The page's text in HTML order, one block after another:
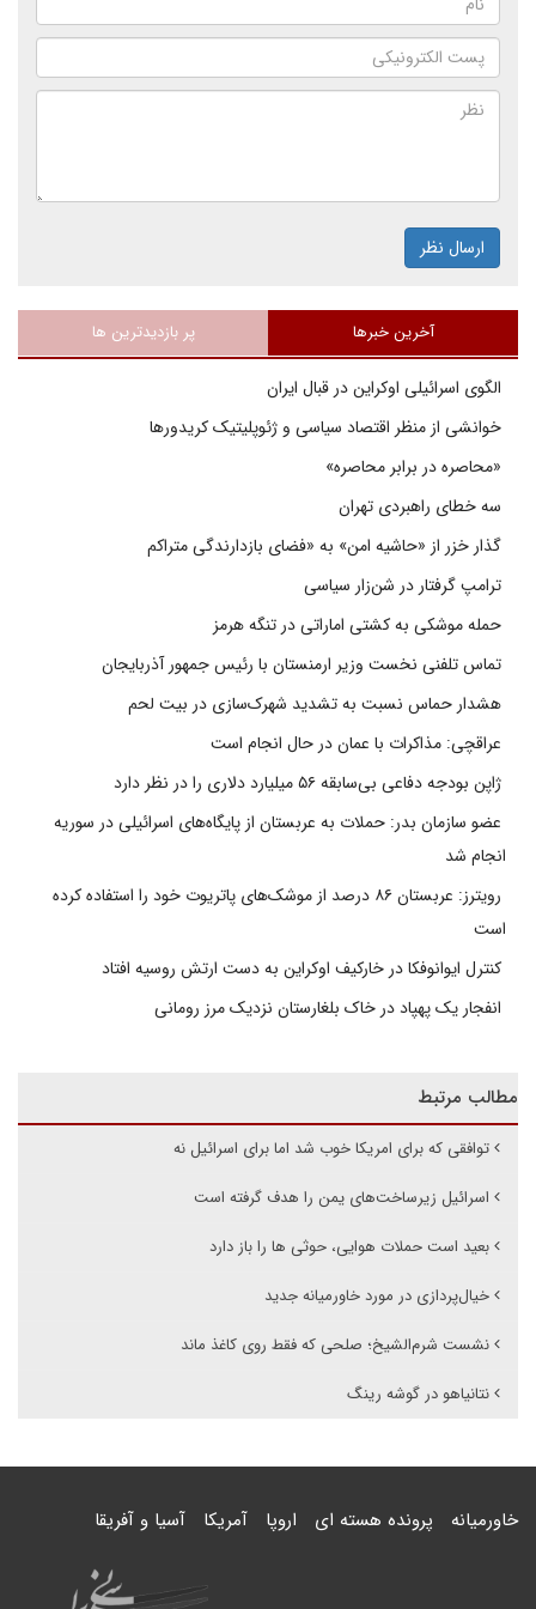
ارسال نظر
آخرین خبرها پر بازدیدترین ها
الگوی اسرائیلی اوکراین در قبال ایران
خوانشی از منظر اقتصاد سیاسی و ژئوپلیتیک کریدورها
«محاصره در برابر محاصره»
سه خطای راهبردی تهران
گذار خزر از «حاشیه امن» به «فضای بازدارندگی متراکم
ترامپ گرفتار در شن‌زار سیاسی
حمله موشکی به کشتی اماراتی در تنگه هرمز
تماس تلفنی نخست وزیر ارمنستان با رئیس جمهور آذربایجان
هشدار حماس نسبت به تشدید شهرک‌سازی در بیت‌ لحم
عراقچی: مذاکرات با عمان در حال انجام است
ژاپن بودجه دفاعی بی‌سابقه ۵۶ میلیارد دلاری را در نظر دارد
عضو سازمان بدر: حملات به عربستان از پایگاه‌های اسرائیلی در سوریه
انجام شد
رویترز: عربستان ۸۶ درصد از موشک‌های پاتریوت خود را استفاده کرده
است
کنترل ایوانوفکا در خارکیف اوکراین به دست ارتش روسیه افتاد
انفجار یک پهپاد در خاک بلغارستان نزدیک مرز رومانی
مطالب مرتبط
توافقی که برای امریکا خوب شد اما برای اسرائیل نه
اسرائیل زیرساخت‌های یمن را هدف گرفته است
بعید است حملات هوایی، حوثی ها را باز دارد
خیال‌پردازی در مورد خاورمیانه جدید
نشست شرم‌الشیخ؛ صلحی که فقط روی کاغذ ماند
نتانیاهو در گوشه رینگ
خاورمیانه پرونده هسته ای اروپا آمریکا آسیا و آفریقا